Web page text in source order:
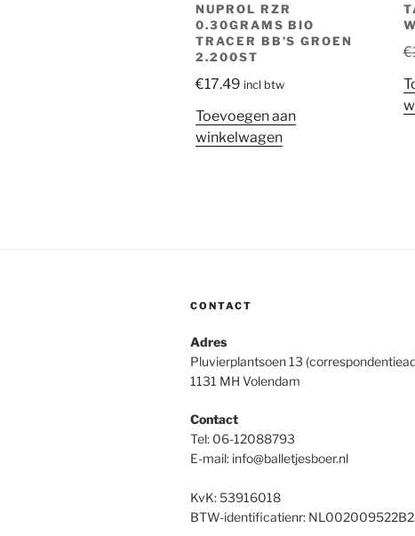
NUPROL RZR
0.30GRAMS BIO
TRACER BB’S GROEN
2.200ST
€17.49 incl btw
Toevoegen aan
winkelwagen
€
CONTACT
Adres
Pluvierplantsoen 13
1131 MH Volendam
Contact
Tel: 06-12088793
E-mail: info@balletjesboer.nl
KvK: 53916018
BTW-identificatienr: